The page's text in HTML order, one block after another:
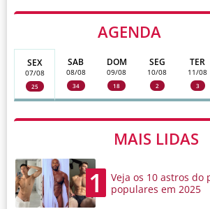
AGENDA
SEX
07/08
25
SAB
08/08
34
DOM
09/08
18
SEG
10/08
2
TER
11/08
3
MAIS LIDAS
1
Veja os 10 astros do
populares em 2025